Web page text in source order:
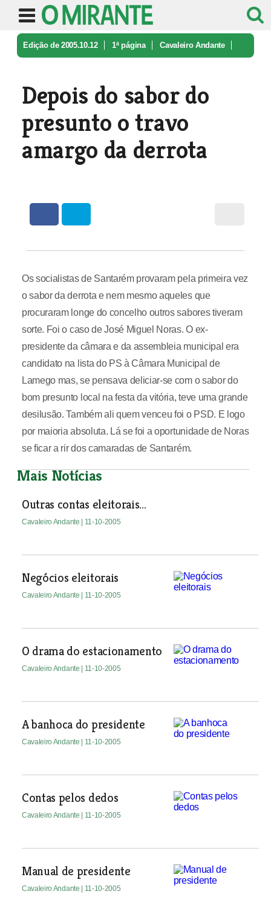
Edição de 2005.10.12 1ª página Cavaleiro Andante
Depois do sabor do
presunto o travo
amargo da derrota
Os socialistas de Santarém provaram pela primeira vez
o sabor da derrota e nem mesmo aqueles que
procuraram longe do concelho outros sabores tiveram
sorte. Foi o caso de José Miguel Noras. O ex-
presidente da câmara e da assembleia municipal era
candidato na lista do PS à Câmara Municipal de
Lamego mas, se pensava deliciar-se com o sabor do
bom presunto local na festa da vitória, teve uma grande
desilusão. Também ali quem venceu foi o PSD. E logo
por maioria absoluta. Lá se foi a oportunidade de Noras
se ficar a rir dos camaradas de Santarém.
Mais Notícias
Outras contas eleitorais...
Cavaleiro Andante | 11-10-2005
Negócios eleitorais
Cavaleiro Andante | 11-10-2005
O drama do estacionamento
Cavaleiro Andante | 11-10-2005
A banhoca do presidente
Cavaleiro Andante | 11-10-2005
Contas pelos dedos
Cavaleiro Andante | 11-10-2005
Manual de presidente
Cavaleiro Andante | 11-10-2005